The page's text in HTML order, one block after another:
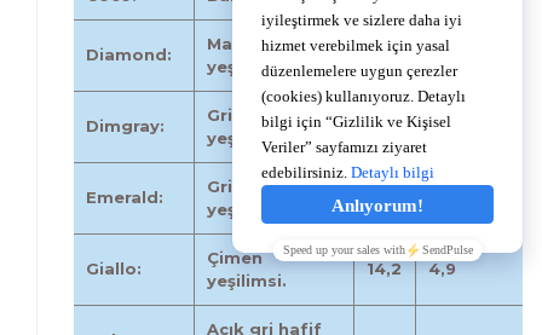
Diamond:
Mavi hafif
yeşil.
14,2 4,9
Dimgray:
Gri koyu
yeşilimsi.
14,0 4,8
Emerald:
Gri hafif
yeşilimsi.
Giallo:
Çimen
yeşilimsi.
14,2 4,9
Açık gri hafif